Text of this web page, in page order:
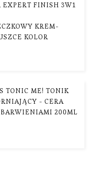
FINISH 3W1
KREM-
KOLOR
TONIC ME! TONIK
- CERA
200ML